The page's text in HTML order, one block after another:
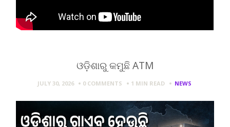
ଓଡ଼ିଶାରୁ କମୁଛି ATM
JULY 30, 2026 0 COMMENTS 1 MIN READ NEWS